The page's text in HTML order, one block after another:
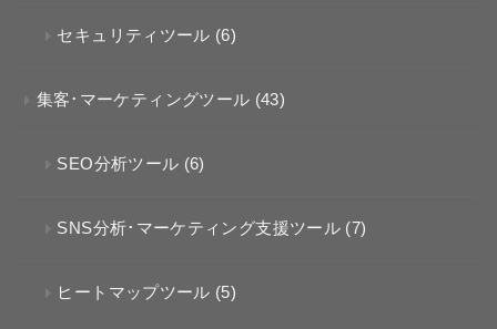
セキュリティツール (6)
集客･マーケティングツール (43)
SEO分析ツール (6)
SNS分析･マーケティング支援ツール (7)
ヒートマップツール (5)